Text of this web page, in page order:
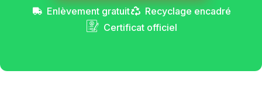
Enlèvement gratuit
Recyclage encadré
Certificat officiel